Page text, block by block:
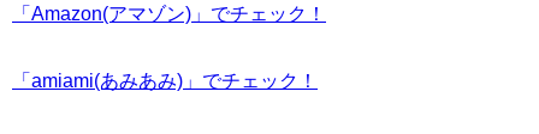
「Amazon(アマゾン)」でチェック！
「amiami(あみあみ)」でチェック！